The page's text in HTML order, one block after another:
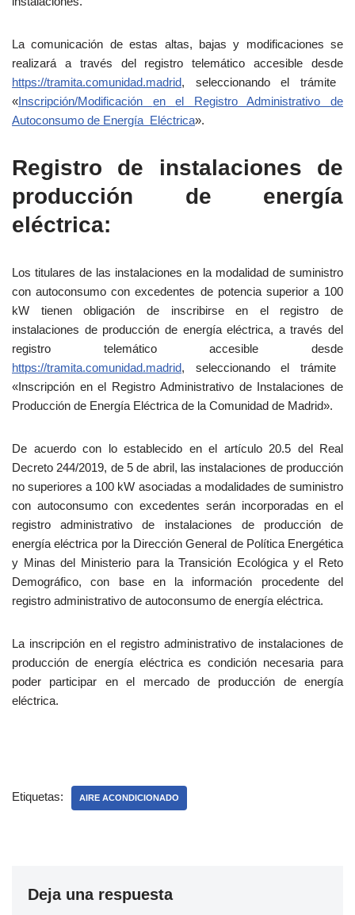
La comunicación de estas altas, bajas y modificaciones se
realizará
a través del registro telemático
accesible desde
https://tramita.comunidad.madrid,
seleccionando el trámite
«Inscripción/Modificación en
el Registro Administrativo de
Autoconsumo de Energía Eléctrica».
Registro de instalaciones de
producción de energía
eléctrica:
Los titulares de las instalaciones en la modalidad de suministro
con autoconsumo con excedentes de potencia superior a 100
kW tienen obligación de inscribirse en el registro de
instalaciones de producción de energía eléctrica, a través del
registro telemático accesible desde
https://tramita.comunidad.madrid,
seleccionando el trámite
«Inscripción en el Registro Administrativo de Instalaciones de
Producción de Energía Eléctrica de la Comunidad de Madrid».
De acuerdo con lo establecido en el artículo 20.5 del Real
Decreto 244/2019, de 5 de abril, las instalaciones de producción
no superiores a 100 kW asociadas a modalidades de suministro
con autoconsumo con excedentes serán incorporadas en el
registro administrativo
de instalaciones de producción
de
energía eléctrica por la Dirección General de Política Energética
y Minas del Ministerio para la Transición Ecológica y el Reto
Demográfico, con base en la información procedente del
registro administrativo de autoconsumo de energía eléctrica.
La inscripción en el registro administrativo de instalaciones de
producción de energía eléctrica es condición necesaria para
poder participar en el mercado de producción de energía
eléctrica.
Etiquetas: AIRE ACONDICIONADO
Deja una respuesta